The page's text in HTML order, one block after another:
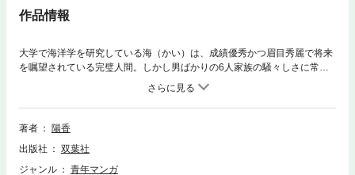
作品情報
大学で海洋学を研究している海（かい）は、成績優秀かつ眉目秀麗で将来
を嘱望されている完璧人間。しかし男ばかりの6人家族の騒々しさに常日
頃から辟易しており、深海の静けさに憧れる毎日だった。ある日家族揃っ
ての夕食時、海の童貞疑惑が持ち上がる。図星を突かれた彼は一時しのぎ
の策としててっとり早くヤラせてくれる彼女作りを目論むのだが…海が出
会う恋は行きずり？それとも運命？ちょっとエッチでキュートなラブ・コ
著者
陽香
出版社
双葉社
ジャンル
青年マンガ